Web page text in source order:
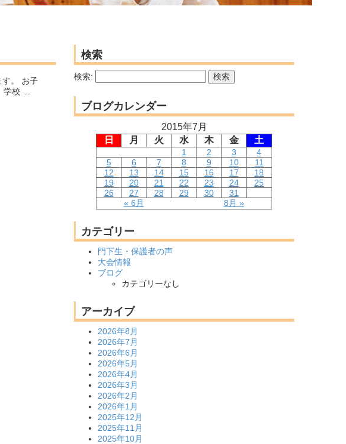
す。 お子
学校 …
検索
検索:
ブログカレンダー
2015年7月
日
月 火 水 木 金 土
« 6月 8月 »
1 2 3
4
5
6 7 8 9 10
11
12
13 14 15 16 17
18
19
20 21 22 23 24
25
26
27 28 29 30 31
カテゴリー
門下生・保護者の声
大会情報
ブログ
カテゴリーなし
アーカイブ
2026年8月
2026年7月
2026年6月
2026年5月
2026年4月
2026年3月
2026年2月
2026年1月
2025年12月
2025年11月
2025年10月